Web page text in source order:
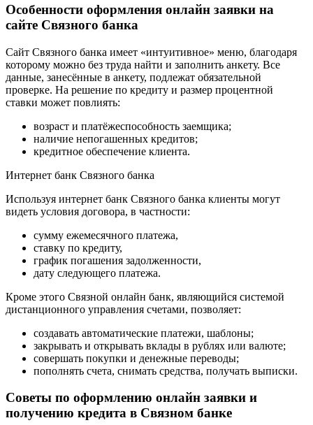
Особенности оформления онлайн заявки на
сайте Связного банка
Сайт Связного банка имеет «интуитивное» меню, благодаря
которому можно без труда найти и заполнить анкету. Все
данные, занесённые в анкету, подлежат обязательной
проверке. На решение по кредиту и размер процентной
ставки может повлиять:
возраст и платёжеспособность заемщика;
наличие непогашенных кредитов;
кредитное обеспечение клиента.
Интернет банк Связного банка
Используя интернет банк Связного банка клиенты могут
видеть условия договора, в частности:
сумму ежемесячного платежа,
ставку по кредиту,
график погашения задолженности,
дату следующего платежа.
Кроме этого Связной онлайн банк, являющийся системой
дистанционного управления счетами, позволяет:
создавать автоматические платежи, шаблоны;
закрывать и открывать вклады в рублях или валюте;
совершать покупки и денежные переводы;
пополнять счета, снимать средства, получать выписки.
Советы по оформлению онлайн заявки и
получению кредита в Связном банке